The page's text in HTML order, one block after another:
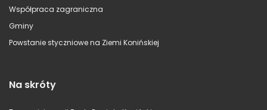
Współpraca zagraniczna
Gminy
Powstanie styczniowe na Ziemi Konińskiej
Na skróty